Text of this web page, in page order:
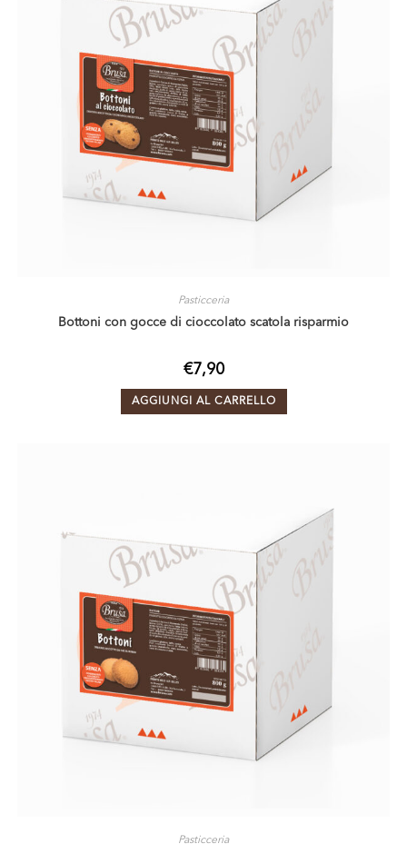
Pasticceria
Bottoni con gocce di cioccolato scatola risparmio
€7,90
AGGIUNGI AL CARRELLO
Pasticceria